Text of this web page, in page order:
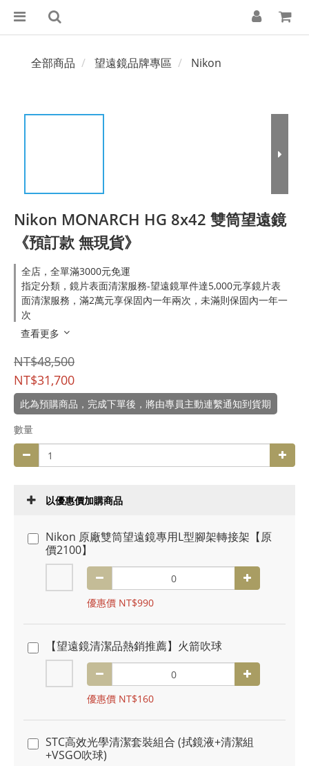
全部商品 望遠鏡品牌專區 Nikon
Nikon MONARCH HG 8x42 雙筒望遠鏡
《預訂款 無現貨》
全店，全單滿3000元免運
指定分類，鏡片表面清潔服務-望遠鏡單件達5,000元享鏡片表
面清潔服務，滿2萬元享保固內一年兩次，未滿則保固內一年一
次
查看更多
NT$48,500
NT$31,700
此為預購商品，完成下單後，將由專員主動連繫通知到貨期
數量
以優惠價加購商品
Nikon 原廠雙筒望遠鏡專用L型腳架轉接架【原
價2100】
優惠價 NT$990
【望遠鏡清潔品熱銷推薦】火箭吹球
優惠價 NT$160
STC高效光學清潔套裝組合 (拭鏡液+清潔組
+VSGO吹球)